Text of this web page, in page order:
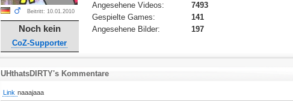
Beitritt: 10.01.2010
Noch kein
CoZ-Supporter
Angesehene Videos:
7493
Gespielte Games:
141
Angesehene Bilder:
197
UHthatsDIRTY's Kommentare
Link naaajaaa